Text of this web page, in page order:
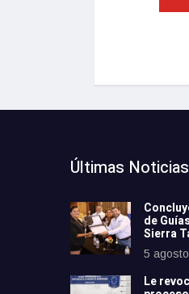
Últimas Noticias
de
Sierra
5
Le